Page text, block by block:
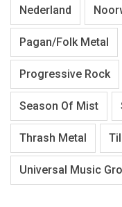
Nederland
Pagan/Folk Metal
Progressive Rock
Season Of Mist
Thrash Metal
Universal Music